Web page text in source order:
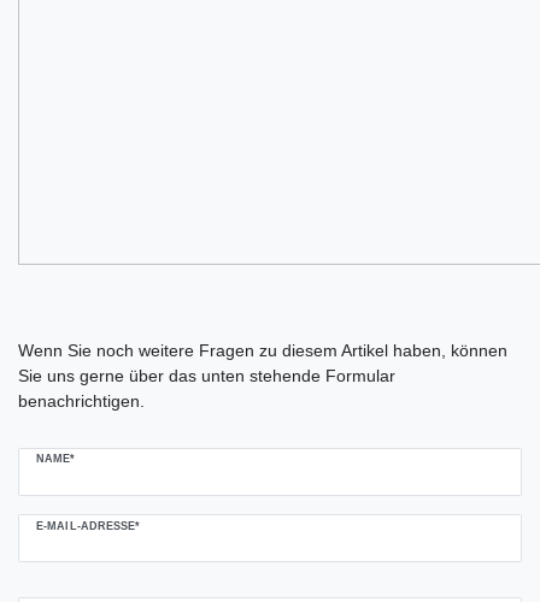
Wenn Sie noch weitere Fragen zu diesem Artikel haben, können
Sie uns gerne über das unten stehende Formular
benachrichtigen.
NAME*
E-MAIL-ADRESSE*